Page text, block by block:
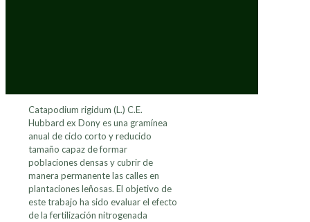
Catapodium rigidum (L.) C.E.
Hubbard ex Dony es una gramínea
anual de ciclo corto y reducido
tamaño capaz de formar
poblaciones densas y cubrir de
manera permanente las calles en
plantaciones leñosas. El objetivo de
este trabajo ha sido evaluar el efecto
de la fertilización nitrogenada